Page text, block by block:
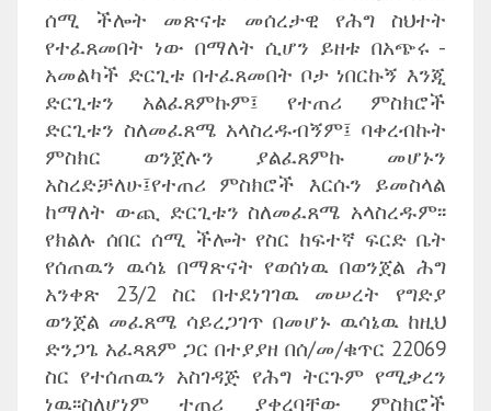
ሰሚ ችሎት መጽናቱ መሰረታዊ የሕግ ስህተት
የተፈጸመበት ነው በማለት ሲሆን ይዘቱ በአጭሩ -
አመልካች ድርጊቱ በተፈጸመበት ቦታ ነበርኩኝ እንጂ
ድርጊቱን አልፈጸምኩም፤ የተጠሪ ምስክሮች
ድርጊቱን ስለመፈጸሜ አላስረዱብኝም፤ ባቀረብኩት
ምስክር ወንጀሉን ያልፈጸምኩ መሆኑን
አስረድቻለሁ፤የተጠሪ ምስክሮች እርሱን ይመስላል
ከማለት ውጪ ድርጊቱን ስለመፈጸሜ አላስረዱም፡፡
የክልሉ ሰበር ሰሚ ችሎት የስር ከፍተኛ ፍርድ ቤት
የሰጠዉን ዉሳኔ በማጽናት የወሰነዉ በወንጀል ሕግ
አንቀጽ 23/2 ስር በተደነገገዉ መሠረት የግድያ
ወንጀል መፈጸሜ ሳይረጋገጥ በመሆኑ ዉሳኔዉ ከዚህ
ድንጋጌ አፈጻጸም ጋር በተያያዘ በሰ/መ/ቁጥር 22069
ስር የተሰጠዉን አስገዳጅ የሕግ ትርጉም የሚቃረን
ነዉ፡፡ስለሆነም ተጠሪ ያቀረባቸው ምስክሮች